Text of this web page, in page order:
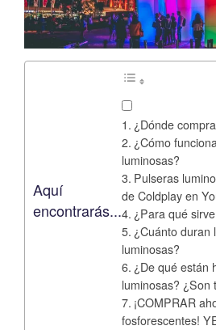
Aquí
encontrarás...
¿Dónde
¿Cómo
luminosas?
Pulseras
de Coldplay en
¿Para qué
¿Cuánto duran
luminosas?
¿De qué están
luminosas? ¿Son
¡COMPRAR
fosforescentes!